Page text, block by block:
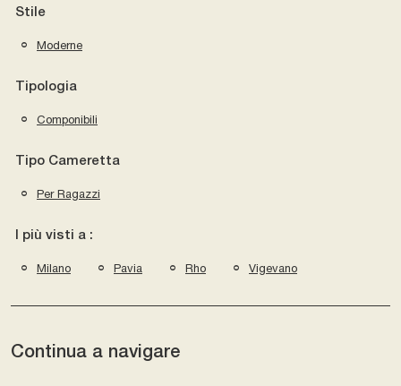
Stile
Moderne
Tipologia
Componibili
Tipo Cameretta
Per Ragazzi
I più visti a :
Milano Pavia Rho Vigevano
Continua a navigare